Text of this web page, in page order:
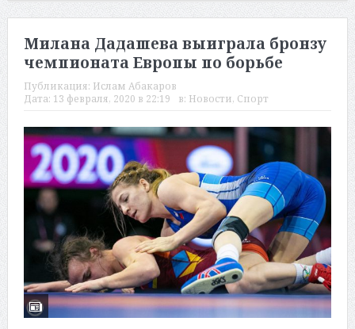
Милана Дадашева выиграла бронзу
чемпионата Европы по борьбе
Публикация: Ислам Абакаров
Дата: 13 февраля, 2020 в 22:19 в: Новости, Спорт